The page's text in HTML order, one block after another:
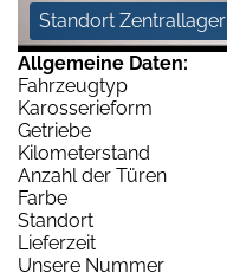
Standort Zentrallager
Allgemeine Daten:
Fahrzeugtyp
Karosserieform
Getriebe
Kilometerstand
Anzahl der Türen
Farbe
Standort
Lieferzeit
Unsere Nummer